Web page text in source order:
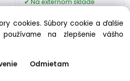
cookies. Súbory cookie a ďalšie
na zlepšenie vášho
Odmietam